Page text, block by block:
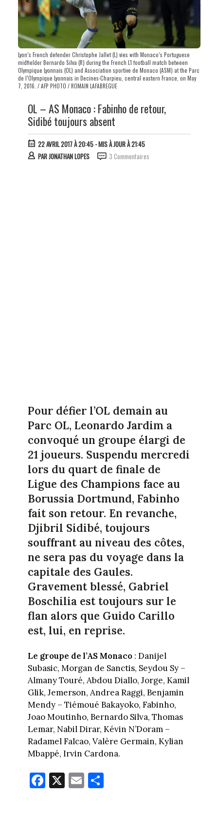
Lyon’s French defender Christophe Jallet (L) vies with Monaco’s Portuguese
midfielder Bernardo Silva (R) during the French L1 football match between
Olympique Lyonnais (OL) and Association sportive de Monaco (ASM) at the Parc
de l’Olympique Lyonnais in Decines-Charpieu, central eastern France, on May
7, 2016. / AFP PHOTO / ROMAIN LAFABREGUE
OL – AS Monaco : Fabinho de retour,
Sidibé toujours absent
22 AVRIL 2017 À 20:45- MIS À JOUR À 21:45
PARJONATHAN LOPES 3 Commentaires
Pour défier l’OL demain au
Parc OL, Leonardo Jardim a
convoqué un groupe élargi de
21 joueurs. Suspendu mercredi
lors du quart de finale de
Ligue des Champions face au
Borussia Dortmund, Fabinho
fait son retour. En revanche,
Djibril Sidibé, toujours
souffrant au niveau des côtes,
ne sera pas du voyage dans la
capitale des Gaules.
Gravement blessé, Gabriel
Boschilia est toujours sur le
flan alors que Guido Carillo
est, lui, en reprise.
Le groupe de l’AS Monaco: Danijel
Subasic, Morgan de Sanctis, Seydou Sy –
Almany Touré, Abdou Diallo, Jorge, Kamil
Glik, Jemerson, Andrea Raggi, Benjamin
Mendy – Tiémoué Bakayoko, Fabinho,
Joao Moutinho, Bernardo Silva, Thomas
Lemar, Nabil Dirar, Kévin N’Doram –
Radamel Falcao, Valère Germain, Kylian
Mbappé, Irvin Cardona.
Fa
ce
X E
m
Pa